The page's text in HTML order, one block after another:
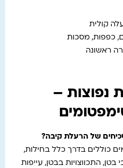
קולית
כפפות, מסכות
ראשונה
נפוצות –
של הרעלת קיבה?
כוללים בדרך כלל בחילות,
התכווצויות בבטן, עייפות